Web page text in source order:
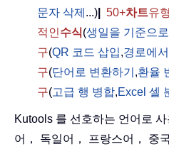
문자 삭제 ...) 50+차트유형
적인수식(생일을 기준으
구(QR 코드 삽입,경로에
구(단어로 변환하기 ,환율
구(고급 행 병합,Excel 셀
Kutools 를 선호하는 언어로
어， 독일어， 프랑스어， 중